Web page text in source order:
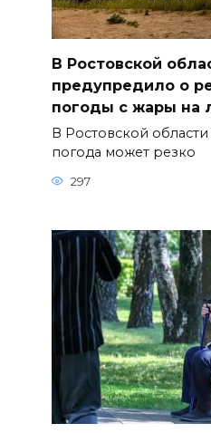
В Ростовской
предупредило о
погоды с жары на
В Ростовской области
погода может резко
297